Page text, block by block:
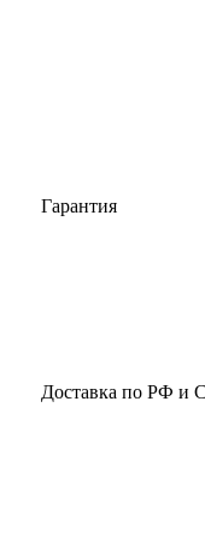
Гарантия
Доставка по РФ и